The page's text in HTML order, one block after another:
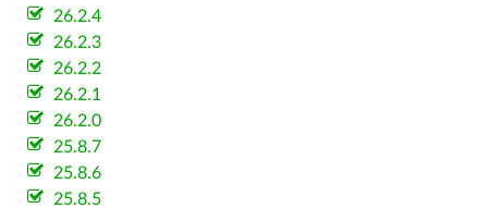
26.2.4
26.2.3
26.2.2
26.2.1
26.2.0
25.8.7
25.8.6
25.8.5